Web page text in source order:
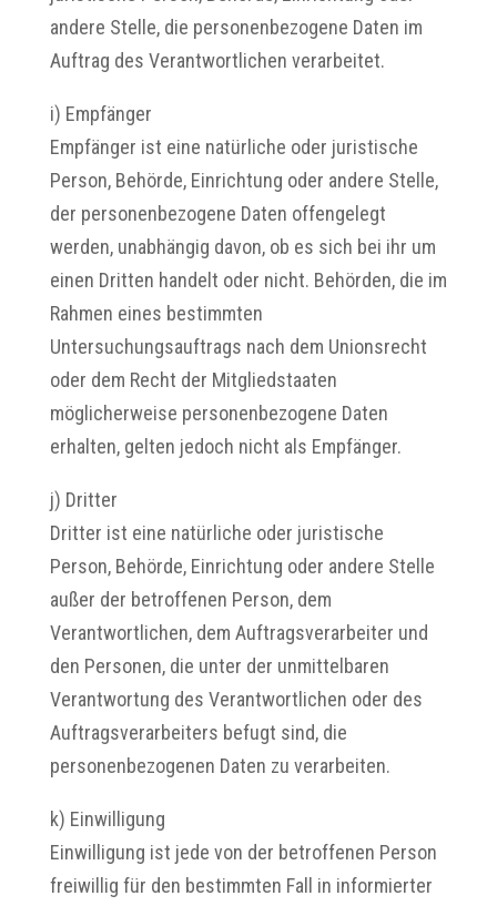
andere Stelle, die personenbezogene Daten im
Auftrag des Verantwortlichen verarbeitet.
i) Empfänger
Empfänger ist eine natürliche oder juristische
Person, Behörde, Einrichtung oder andere Stelle,
der personenbezogene Daten offengelegt
werden, unabhängig davon, ob es sich bei ihr um
einen Dritten handelt oder nicht. Behörden, die im
Rahmen eines bestimmten
Untersuchungsauftrags nach dem Unionsrecht
oder dem Recht der Mitgliedstaaten
möglicherweise personenbezogene Daten
erhalten, gelten jedoch nicht als Empfänger.
j) Dritter
Dritter ist eine natürliche oder juristische
Person, Behörde, Einrichtung oder andere Stelle
außer der betroffenen Person, dem
Verantwortlichen, dem Auftragsverarbeiter und
den Personen, die unter der unmittelbaren
Verantwortung des Verantwortlichen oder des
Auftragsverarbeiters befugt sind, die
personenbezogenen Daten zu verarbeiten.
k) Einwilligung
Einwilligung ist jede von der betroffenen Person
freiwillig für den bestimmten Fall in informierter